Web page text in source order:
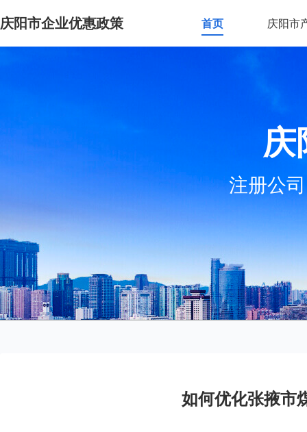
庆阳市企业优惠政策 首页 庆阳市
庆
注册公
如何优化张掖市